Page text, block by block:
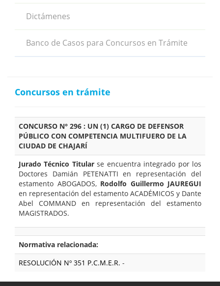
Dictámenes
Banco de Casos para Concursos en Trámite
Concursos en trámite
CONCURSO N° 296 : UN (1) CARGO DE DEFENSOR
PÚBLICO CON COMPETENCIA MULTIFUERO DE LA
CIUDAD DE CHAJARÍ
Jurado Técnico Titularse encuentra integrado por los
Doctores Damián PETENATTI en representación del
estamento ABOGADOS, Rodolfo Guillermo JAUREGUI
en representación del estamento ACADÉMICOS y Dante
Abel COMMAND en representación del estamento
MAGISTRADOS.
Normativa relacionada:
RESOLUCIÓN Nº 351 P.C.M.E.R. -